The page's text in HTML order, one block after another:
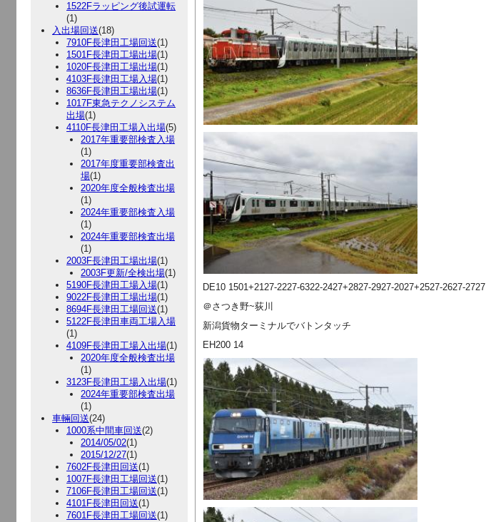
1522Fラッピング後試運転
(1)
入出場回送(18)
7910F長津田工場回送(1)
1501F長津田工場出場(1)
1020F長津田工場出場(1)
4103F長津田工場入場(1)
8636F長津田工場出場(1)
1017F東急テクノシステム
出場(1)
4110F長津田工場入出場(5)
2017年重要部検査入場
(1)
2017年度重要部検査出
場(1)
2020年度全般検査出場
(1)
2024年重要部検査入場
(1)
2024年重要部検査出場
(1)
2003F長津田工場出場(1)
2003F更新/全検出場(1)
5190F長津田工場入場(1)
9022F長津田工場出場(1)
8694F長津田工場回送(1)
5122F長津田車両工場入場
(1)
4109F長津田工場入出場(1)
2020年度全般検査出場
(1)
3123F長津田工場入出場(1)
2024年重要部検査出場
(1)
車輛回送(24)
1000系中間車回送(2)
2014/05/02(1)
2015/12/27(1)
7602F長津田回送(1)
1007F長津田工場回送(1)
7106F長津田工場回送(1)
4101F長津田回送(1)
7601F長津田工場回送(1)
DE10 1501+2127-2227-6322-2427+2827-2927-2027+2527-2627-2727
＠さつき野~荻川
新潟貨物ターミナルでバトンタッチ
EH200 14